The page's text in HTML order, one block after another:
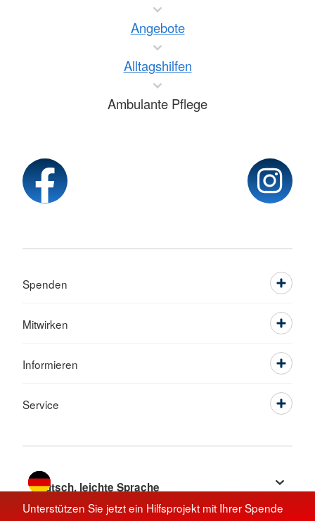
Unterstützen Sie jetzt ein Hilfsprojekt mit Ihrer Spende
Angebote
Alltagshilfen
Ambulante Pflege
Spenden
Mitwirken
Informieren
Service
Sprache wechseln zu